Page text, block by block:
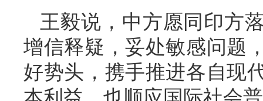
王毅说，中方愿同印方
增信释疑，妥处敏感问题
好势头，携手推进各自现